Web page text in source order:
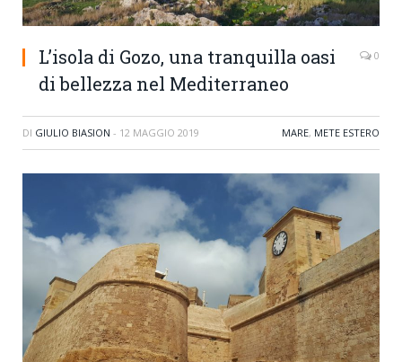
L’isola di Gozo, una tranquilla oasi
di bellezza nel Mediterraneo
0
DI GIULIO BIASION - 12 MAGGIO 2019 MARE, METE ESTERO